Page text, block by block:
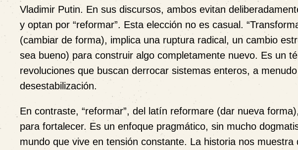
Vladimir Putin. En sus discursos, ambos evitan
y optan por “reformar”. Esta elección no es casual.
(cambiar de forma), implica una ruptura radical, un cambio
sea bueno) para construir algo completamente nuevo. Es un
revoluciones que buscan derrocar sistemas enteros, a
desestabilización.
En contraste, “reformar”, del latín reformare (dar nueva
para fortalecer. Es un enfoque pragmático, sin mucho
mundo que vive en tensión constante. La historia nos muestra